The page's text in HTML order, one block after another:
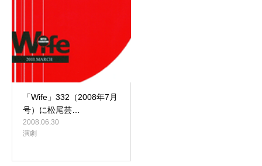
「Wife」332（2008年7月
号）に松尾芸…
2008.06.30
演劇